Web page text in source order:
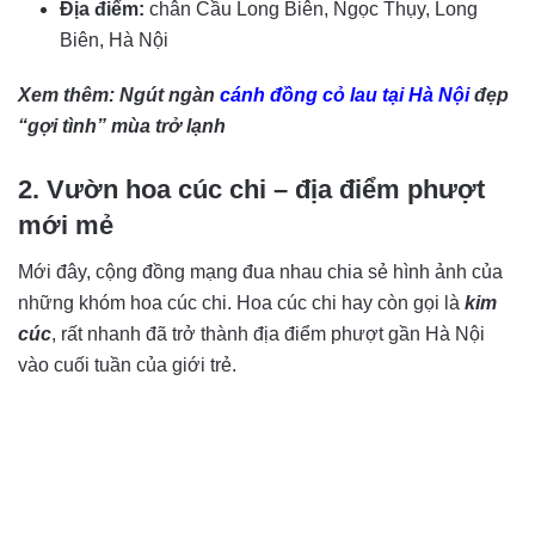
Địa điểm: chân Cầu Long Biên, Ngọc Thụy, Long
Biên, Hà Nội
Xem thêm: Ngút ngàn cánh đồng cỏ lau tại Hà Nộiđẹp
“gợi tình” mùa trở lạnh
2. Vườn hoa cúc chi – địa điểm phượt
mới mẻ
Mới đây, cộng đồng mạng đua nhau chia sẻ hình ảnh của
những khóm hoa cúc chi. Hoa cúc chi hay còn gọi là kim
cúc, rất nhanh đã trở thành địa điểm phượt gần Hà Nội
vào cuối tuần của giới trẻ.